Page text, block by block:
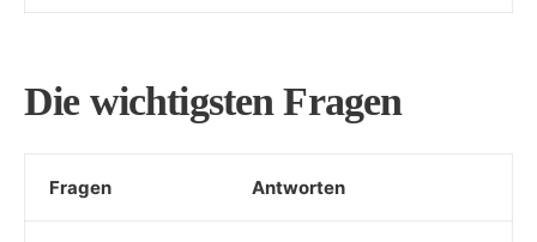
Die wichtigsten‌ Fragen
Fragen Antworten